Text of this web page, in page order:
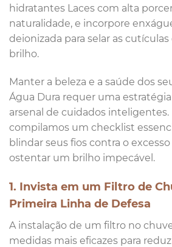
hidratantes Laces com alta
naturalidade, e incorpore
deionizada para selar as cutículas
brilho.
Manter a beleza e a saúde dos
Água Dura requer uma
arsenal de cuidados inteligentes.
compilamos um checklist
blindar seus fios contra o
ostentar um brilho impecável.
1. Invista em um Filtro de
Primeira Linha de Defesa
A instalação de um filtro no
medidas mais eficazes para